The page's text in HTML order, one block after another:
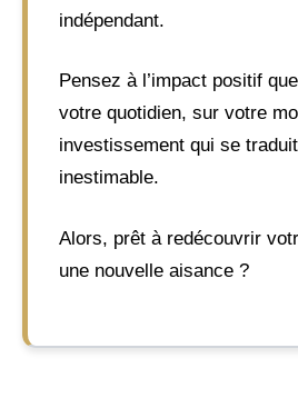
indépendant.
Pensez à l’impact positif
votre quotidien, sur votre
investissement qui se
inestimable.
Alors, prêt à redécouvrir
une nouvelle aisance ?